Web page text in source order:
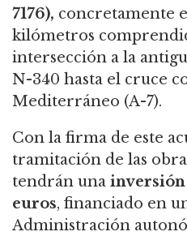
7176), concretamente
kilómetros
intersección a la
N-340 hasta el cruce
Mediterráneo (A-7).
Con la firma de este
tramitación de las
tendrán una inversión
euros, financiado en
Administración